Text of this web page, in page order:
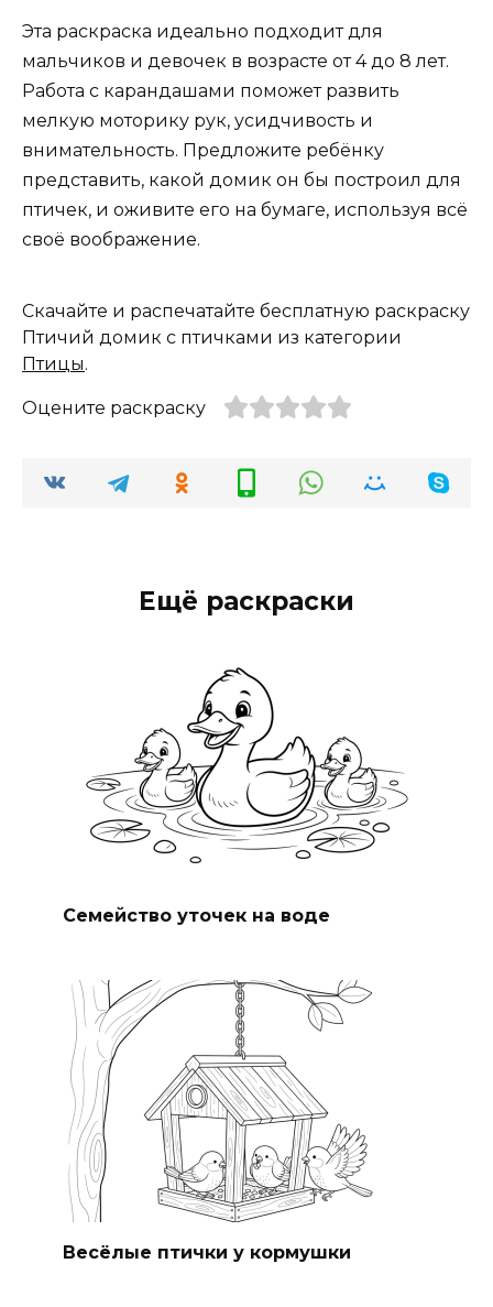
Эта раскраска идеально подходит для
мальчиков и девочек в возрасте от 4 до 8 лет.
Работа с карандашами поможет развить
мелкую моторику рук, усидчивость и
внимательность. Предложите ребёнку
представить, какой домик он бы построил для
птичек, и оживите его на бумаге, используя всё
своё воображение.
Скачайте и распечатайте бесплатную раскраску
Птичий домик с птичками из категории
Птицы.
Оцените раскраску
Ещё раскраски
Семейство уточек на воде
Весёлые птички у кормушки